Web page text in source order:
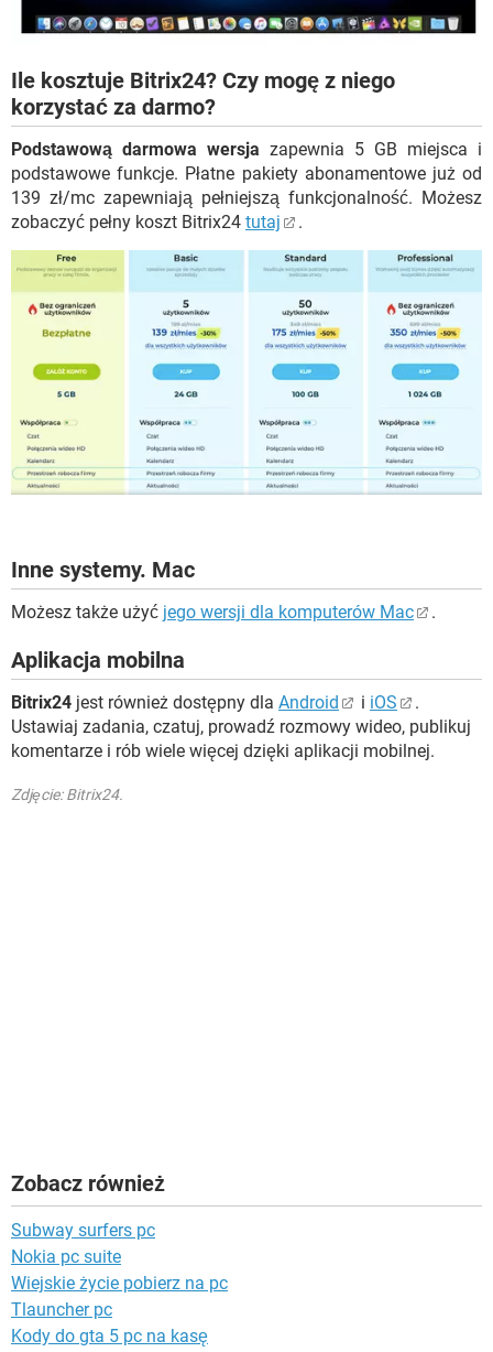
Ile kosztuje Bitrix24? Czy mogę z niego
korzystać za darmo?
Podstawową darmowa wersja zapewnia 5 GB miejsca i
podstawowe funkcje. Płatne pakiety abonamentowe już od
139 zł/mc zapewniają pełniejszą funkcjonalność. Możesz
zobaczyć pełny koszt Bitrix24 tutaj .
Inne systemy. Mac
Możesz także użyć jego wersji dla komputerów Mac .
Aplikacja mobilna
Bitrix24 jest również dostępny dla Android i iOS
.
Ustawiaj zadania, czatuj, prowadź rozmowy wideo, publikuj
komentarze i rób wiele więcej dzięki aplikacji mobilnej.
Zdjęcie: Bitrix24.
Zobacz również
Subway surfers pc
Nokia pc suite
Wiejskie życie pobierz na pc
Tlauncher pc
Kody do gta 5 pc na kasę